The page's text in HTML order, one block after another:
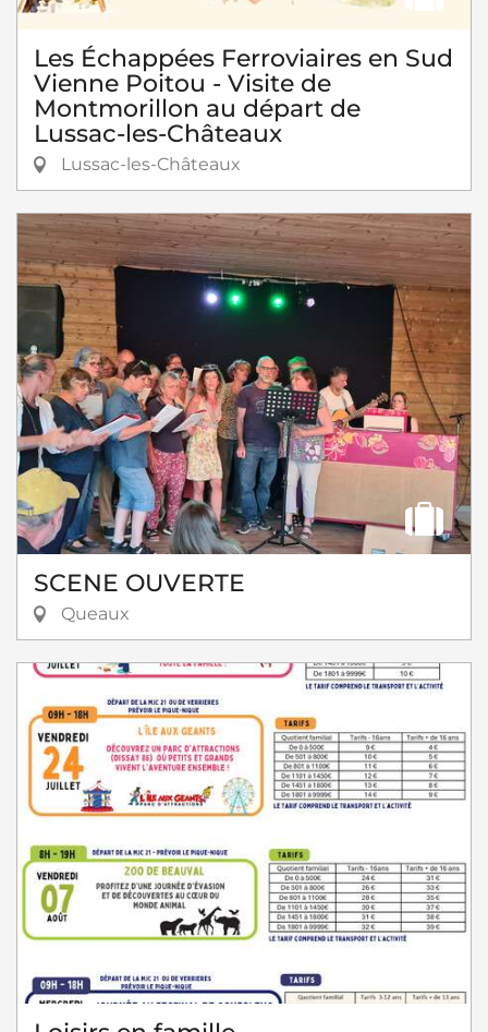
Les Échappées Ferroviaires en Sud
Vienne Poitou - Visite de
Montmorillon au départ de
Lussac-les-Châteaux
Lussac-les-Châteaux
SCENE OUVERTE
Queaux